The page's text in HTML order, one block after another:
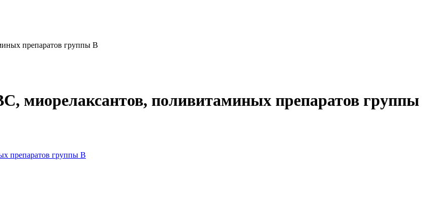
препаратов группы В
миорелаксантов, поливитаминых препаратов группы